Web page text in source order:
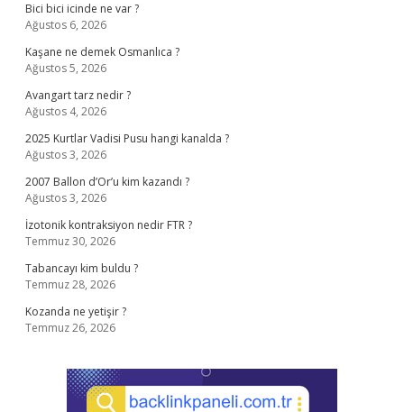
Bici bici icinde ne var ?
Ağustos 6, 2026
Kaşane ne demek Osmanlıca ?
Ağustos 5, 2026
Avangart tarz nedir ?
Ağustos 4, 2026
2025 Kurtlar Vadisi Pusu hangi kanalda ?
Ağustos 3, 2026
2007 Ballon d’Or’u kim kazandı ?
Ağustos 3, 2026
İzotonik kontraksiyon nedir FTR ?
Temmuz 30, 2026
Tabancayı kim buldu ?
Temmuz 28, 2026
Kozanda ne yetişir ?
Temmuz 26, 2026